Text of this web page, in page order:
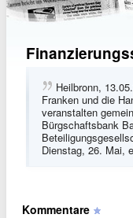
Heilbronn,
Franken und die
veranstalten
Bürgschaftsbank
Dienstag, 26. Mai,
Kommentare